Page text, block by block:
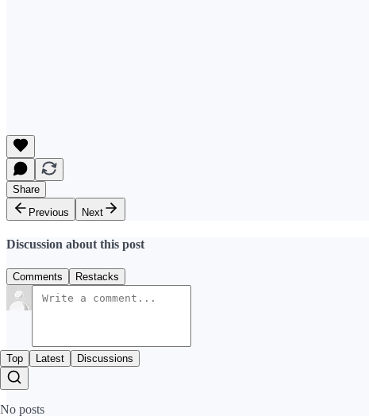
Share
Previous
Next
Discussion about this post
Comments Restacks
Top Latest Discussions
No posts